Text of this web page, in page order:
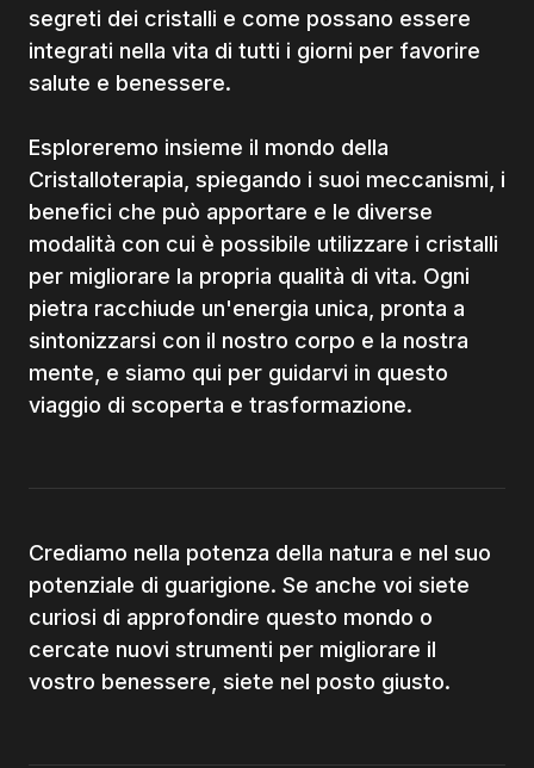
segreti dei cristalli e come possano essere
integrati nella vita di tutti i giorni per favorire
salute e benessere.
Esploreremo insieme il mondo della
Cristalloterapia, spiegando i suoi meccanismi, i
benefici che può apportare e le diverse
modalità con cui è possibile utilizzare i cristalli
per migliorare la propria qualità di vita. Ogni
pietra racchiude un'energia unica, pronta a
sintonizzarsi con il nostro corpo e la nostra
mente, e siamo qui per guidarvi in questo
viaggio di scoperta e trasformazione.
Crediamo nella potenza della natura e nel suo
potenziale di guarigione. Se anche voi siete
curiosi di approfondire questo mondo o
cercate nuovi strumenti per migliorare il
vostro benessere, siete nel posto giusto.